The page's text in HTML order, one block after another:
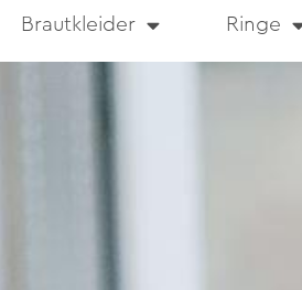
Brautkleider Ringe